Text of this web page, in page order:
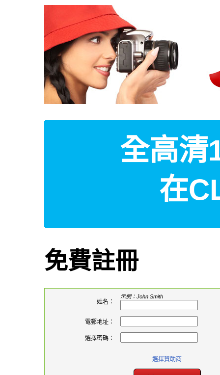
全高清
在
免費註冊
姓名：
示例：John Smith
電郵地址：
選擇密碼：
選擇贊助商